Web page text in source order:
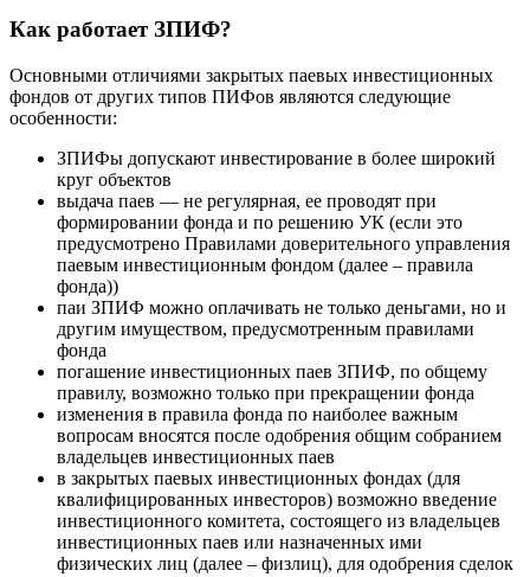
Как работает ЗПИФ?
Основными отличиями закрытых паевых инвестиционных
фондов от других типов ПИФов являются следующие
особенности:
ЗПИФы допускают инвестирование в более широкий
круг объектов
выдача паев — не регулярная, ее проводят при
формировании фонда и по решению УК (если это
предусмотрено Правилами доверительного управления
паевым инвестиционным фондом (далее – правила
фонда))
паи ЗПИФ можно оплачивать не только деньгами, но и
другим имуществом, предусмотренным правилами
фонда
погашение инвестиционных паев ЗПИФ, по общему
правилу, возможно только при прекращении фонда
изменения в правила фонда по наиболее важным
вопросам вносятся после одобрения общим собранием
владельцев инвестиционных паев
в закрытых паевых инвестиционных фондах (для
квалифицированных инвесторов) возможно введение
инвестиционного комитета, состоящего из владельцев
инвестиционных паев или назначенных ими
физических лиц (далее – физлиц), для одобрения сделок